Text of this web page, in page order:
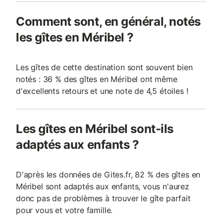
Comment sont, en général, notés
les gîtes en Méribel ?
Les gîtes de cette destination sont souvent bien
notés : 36 % des gîtes en Méribel ont même
d'excellents retours et une note de 4,5 étoiles !
Les gîtes en Méribel sont-ils
adaptés aux enfants ?
D'après les données de Gites.fr, 82 % des gîtes en
Méribel sont adaptés aux enfants, vous n'aurez
donc pas de problèmes à trouver le gîte parfait
pour vous et votre famille.